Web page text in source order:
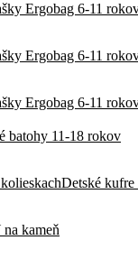
Ergobag 6-11
Ergobag 6-11
Ergobag 6-11
batohy 11-18 rokov
Detské kufre
kameň